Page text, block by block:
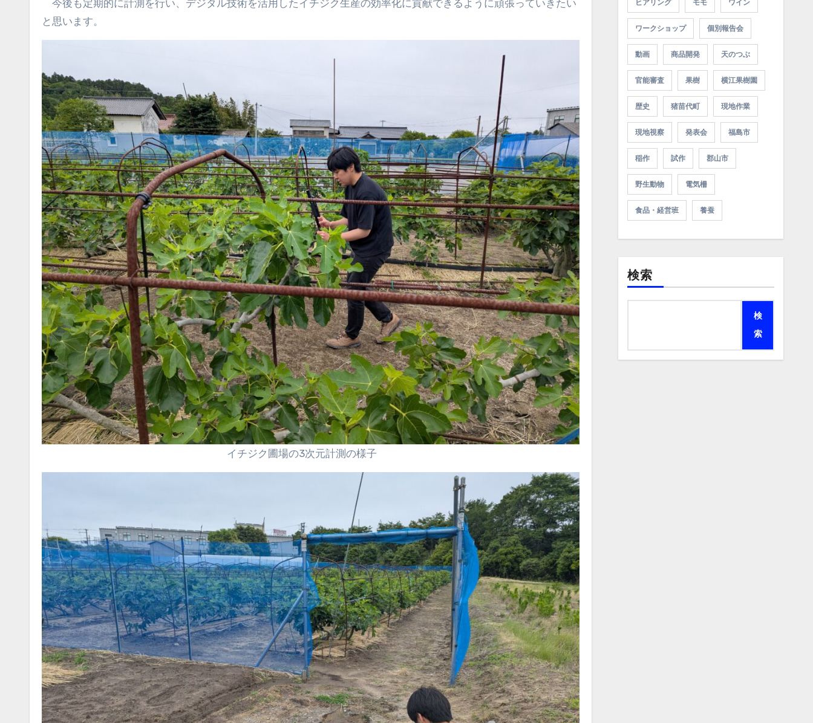
今後も定期的に計測を行い、デジタル技術を活用したイチジク生産の効率化に貢献できるように頑張っていきたい
と思います。
イチジク圃場の3次元計測の様子
ヒアリング モモ ワイン
ワークショップ 個別報告会
動画 商品開発 天のつぶ
官能審査 果樹 横江果樹園
歴史 猪苗代町 現地作業
現地視察 発表会 福島市
稲作 試作 郡山市
野生動物 電気柵
食品・経営班 養蚕
検索
検
索